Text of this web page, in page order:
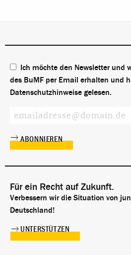
Ich möchte den Newsletter und
des BuMF per Email erhalten und
Datenschutzhinweise gelesen.
Für ein Recht auf Zukunft.
Verbessern wir die Situation von
Deutschland!
UNTERSTÜTZEN